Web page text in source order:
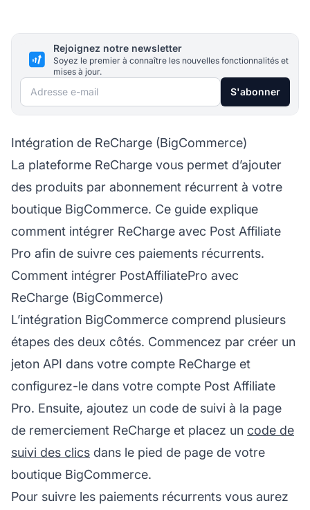
Rejoignez notre newsletter
Soyez le premier à connaître les nouvelles fonctionnalités et
mises à jour.
Adresse e-mail S'abonner
Intégration de ReCharge (BigCommerce)
La plateforme ReCharge vous permet d’ajouter
des produits par abonnement récurrent à votre
boutique BigCommerce. Ce guide explique
comment intégrer ReCharge avec Post Affiliate
Pro afin de suivre ces paiements récurrents.
Comment intégrer PostAffiliatePro avec
ReCharge (BigCommerce)
L’intégration BigCommerce comprend plusieurs
étapes des deux côtés. Commencez par créer un
jeton API dans votre compte ReCharge et
configurez-le dans votre compte Post Affiliate
Pro. Ensuite, ajoutez un code de suivi à la page
de remerciement ReCharge et placez un code de
suivi des clics dans le pied de page de votre
boutique BigCommerce.
Pour suivre les paiements récurrents vous aurez